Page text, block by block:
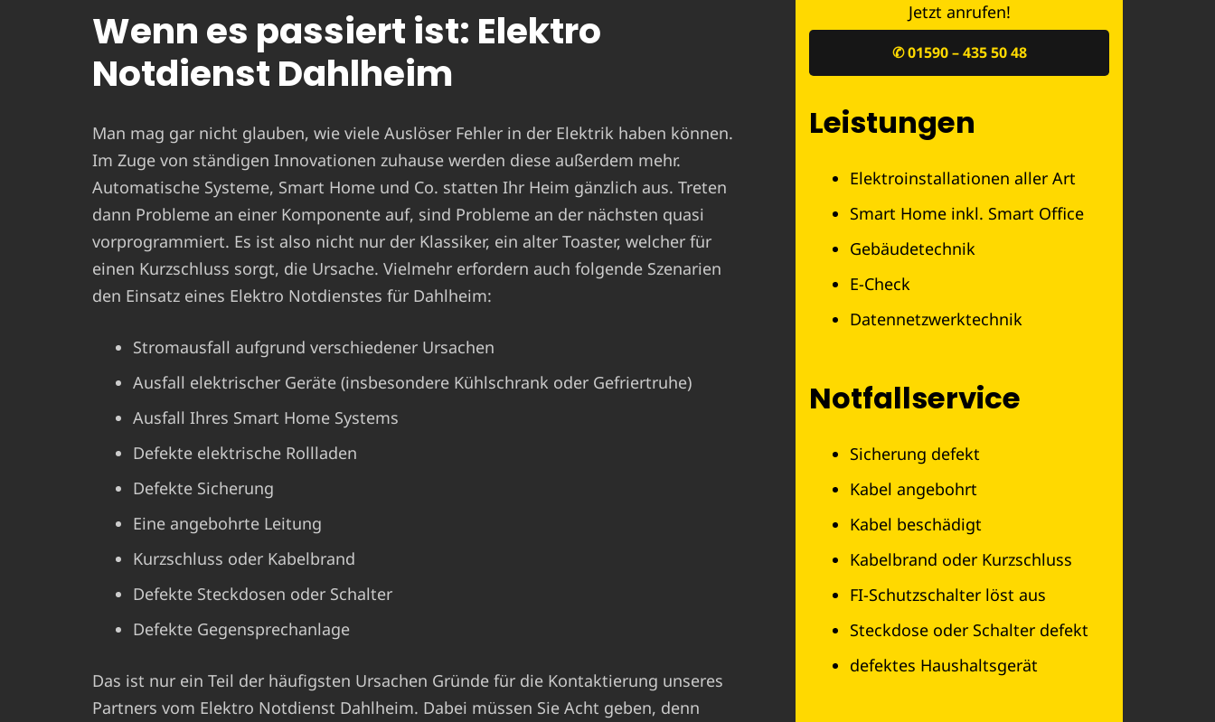
Wenn es passiert ist: Elektro
Notdienst Dahlheim
Man mag gar nicht glauben, wie viele Auslöser Fehler in der Elektrik haben können.
Im Zuge von ständigen Innovationen zuhause werden diese außerdem mehr.
Automatische Systeme, Smart Home und Co. statten Ihr Heim gänzlich aus. Treten
dann Probleme an einer Komponente auf, sind Probleme an der nächsten quasi
vorprogrammiert. Es ist also nicht nur der Klassiker, ein alter Toaster, welcher für
einen Kurzschluss sorgt, die Ursache. Vielmehr erfordern auch folgende Szenarien
den Einsatz eines Elektro Notdienstes für Dahlheim:
Stromausfall aufgrund verschiedener Ursachen
Ausfall elektrischer Geräte (insbesondere Kühlschrank oder Gefriertruhe)
Ausfall Ihres Smart Home Systems
Defekte elektrische Rollladen
Defekte Sicherung
Eine angebohrte Leitung
Kurzschluss oder Kabelbrand
Defekte Steckdosen oder Schalter
Defekte Gegensprechanlage
Das ist nur ein Teil der häufigsten Ursachen Gründe für die Kontaktierung unseres
Partners vom Elektro Notdienst Dahlheim. Dabei müssen Sie Acht geben, denn
Jetzt anrufen!
✆ 01590 – 435 50 48
Leistungen
Elektroinstallationen aller Art
Smart Home inkl. Smart Office
Gebäudetechnik
E-Check
Datennetzwerktechnik
Notfallservice
Sicherung defekt
Kabel angebohrt
Kabel beschädigt
Kabelbrand oder Kurzschluss
FI-Schutzschalter löst aus
Steckdose oder Schalter defekt
defektes Haushaltsgerät